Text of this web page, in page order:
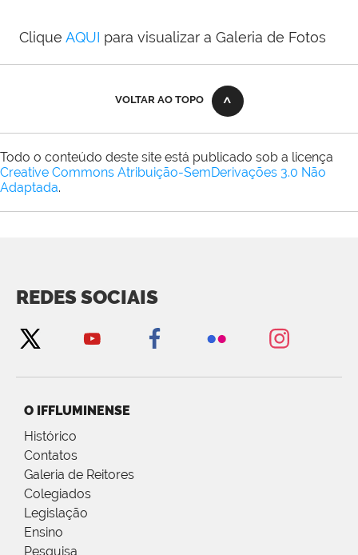
Clique AQUI para visualizar a Galeria de Fotos
VOLTAR AO TOPO
Todo o conteúdo deste site está publicado sob a licença
Creative Commons Atribuição-SemDerivações 3.0 Não
Adaptada.
REDES SOCIAIS
O IFFLUMINENSE
Histórico
Contatos
Galeria de Reitores
Colegiados
Legislação
Ensino
Pesquisa